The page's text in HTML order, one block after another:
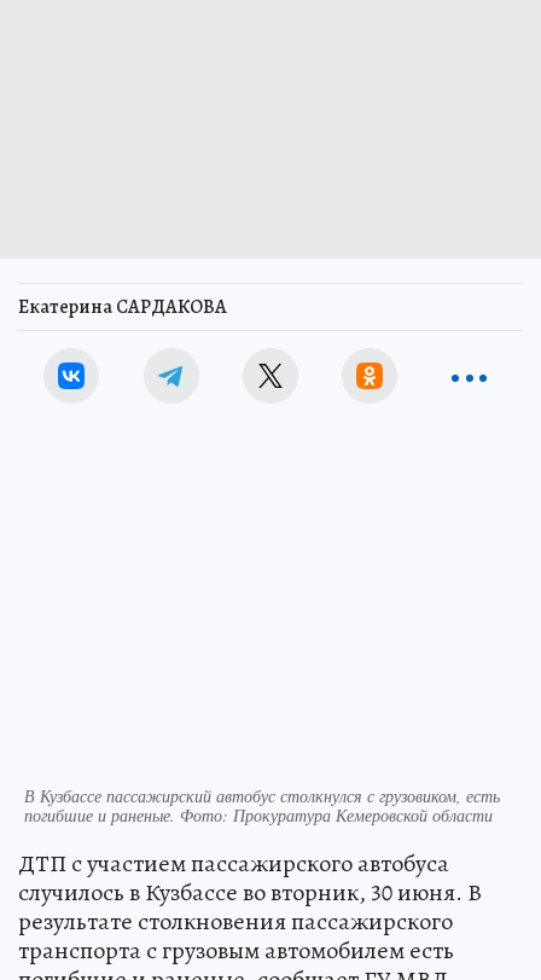
Екатерина САРДАКОВА
В Кузбассе пассажирский автобус столкнулся с грузовиком, есть
погибшие и раненые. Фото: Прокуратура Кемеровской области
ДТП с участием пассажирского автобуса
случилось в Кузбассе во вторник, 30 июня. В
результате столкновения пассажирского
транспорта с грузовым автомобилем есть